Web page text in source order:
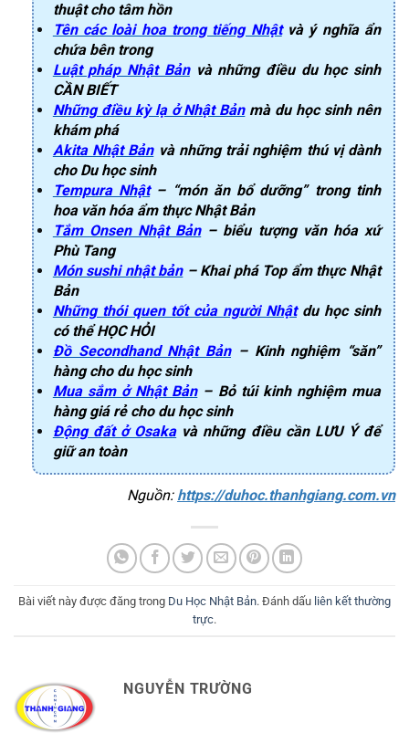
thuật cho tâm hồn
Tên các loài hoa trong tiếng Nhậtvà ý nghĩa ẩn
chứa bên trong
Luật pháp Nhật Bảnvà những điều du học sinh
CẦN BIẾT
Những điều kỳ lạ ở Nhật Bảnmà du học sinh nên
khám phá
Akita Nhật Bảnvà những trải nghiệm thú vị dành
cho Du học sinh
Tempura Nhật– “món ăn bổ dưỡng” trong tinh
hoa văn hóa ẩm thực Nhật Bản
Tắm Onsen Nhật Bản– biểu tượng văn hóa xứ
Phù Tang
Món sushi nhật bản– Khai phá Top ẩm thực Nhật
Bản
Những thói quen tốt của người Nhậtdu học sinh
có thể HỌC HỎI
Đồ Secondhand Nhật Bản– Kinh nghiệm “săn”
hàng cho du học sinh
Mua sắm ở Nhật Bản– Bỏ túi kinh nghiệm mua
hàng giá rẻ cho du học sinh
Động đất ở Osakavà những điều cần LƯU Ý để
giữ an toàn
Nguồn: https://duhoc.thanhgiang.com.vn
Bài viết này được đăng trong Du Học Nhật Bản. Đánh dấu liên kết thường
trực.
NGUYỄN TRƯỜNG